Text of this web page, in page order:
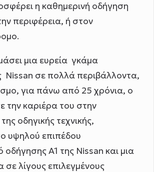
η καθημερινή οδήγηση
περιφέρεια, ή στον
μια ευρεία γκάμα
Nissan σε πολλά περιβάλλοντα,
για πάνω από 25 χρόνια, ο
την καριέρα του στην
οδηγικής τεχνικής,
υψηλού επιπέδου
οδήγησης A1 της Nissan και μια
λίγους επιλεγμένους